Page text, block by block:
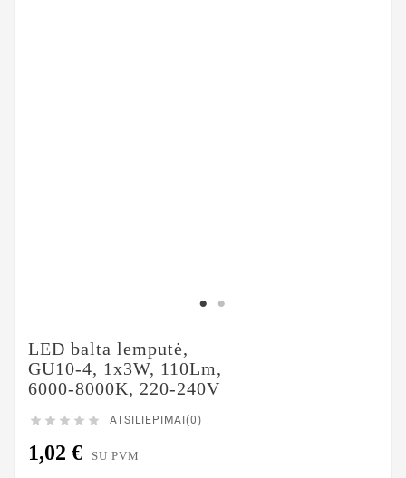
LED balta lemputė,
GU10-4, 1x3W, 110Lm,
6000-8000K, 220-240V
     ATSILIEPIMAI(0)
1,02 € SU PVM